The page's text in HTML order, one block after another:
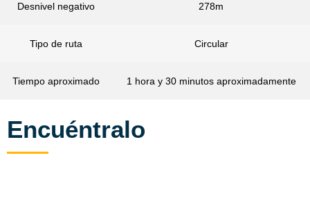
Desnivel negativo 278m
Tipo de ruta Circular
Tiempo aproximado 1 hora y 30 minutos aproximadamente
Encuéntralo